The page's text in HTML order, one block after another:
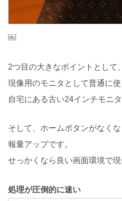
￼
2つ目の大きなポイントとして
現像用のモニタとして普通に使
自宅にある古い24インチモニ
そして、ホームボタンがなく
報量アップです。
せっかくなら良い画面環境で現
処理が圧倒的に速い